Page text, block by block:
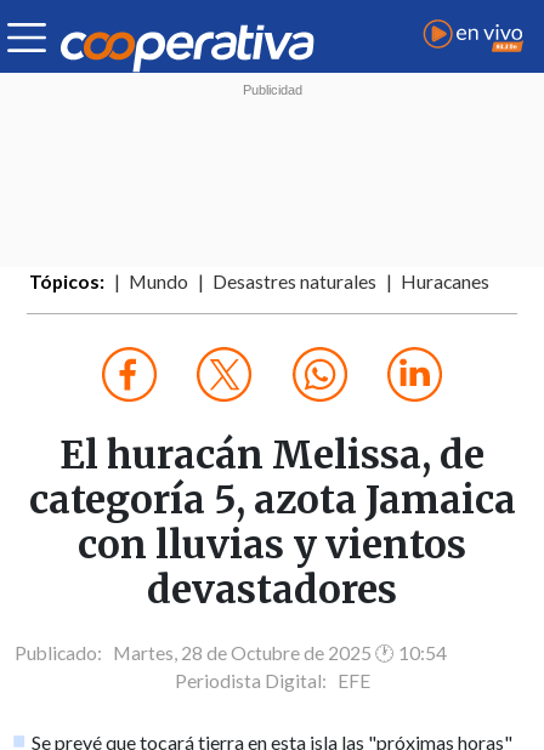
Tópicos: Mundo Desastres naturales Huracanes
El huracán Melissa, de
categoría 5, azota Jamaica
con lluvias y vientos
devastadores
Publicado: Martes, 28 de Octubre de 2025 🕐 10:54
Periodista Digital: EFE
Se prevé que tocará tierra en esta isla las "próximas horas"